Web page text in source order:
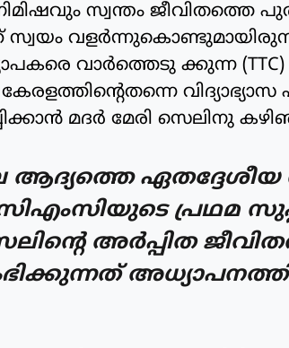
സ്വന്തം ജീവിതത്തെ
സ്വയം
വാർത്തെടു ക്കുന്ന
മദർ മേരി സെലിനു
ആദ്യത്തെ ഏതദ്ദേശീയ
പ്രഥമ
അർപ്പിത